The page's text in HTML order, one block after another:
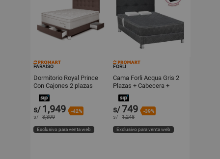
PARAISO
Dormitorio Royal Prince
Con Cajones 2 plazas
Chocolate Paraiso
s/ 1,949 -42%
s/ 3,399
Exclusivo para venta web
FORLI
Cama Forli Acqua Gris 2
Plazas + Cabecera +
Sofá Cama
s/749 -39%
s/ 1,248
Exclusivo para venta web